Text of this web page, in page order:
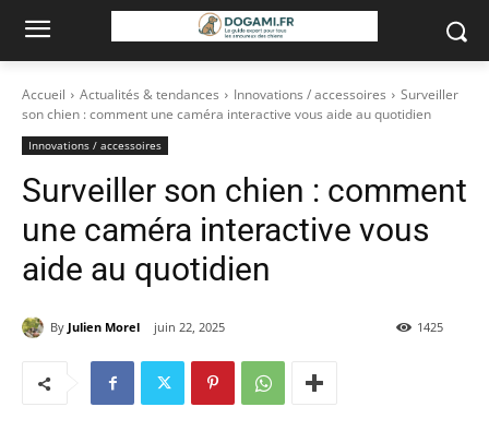
Accueil Actualités & tendances Innovations / accessoires
Surveiller
son chien : comment une caméra interactive vous aide au quotidien
Innovations / accessoires
Surveiller son chien : comment
une caméra interactive vous
aide au quotidien
By Julien Morel juin 22, 2025 1425